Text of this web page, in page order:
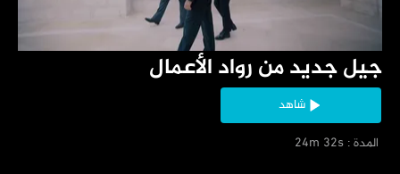
‏جيل جديد من رواد الأعمال
شاهد
‏ المدة : 24m 32s